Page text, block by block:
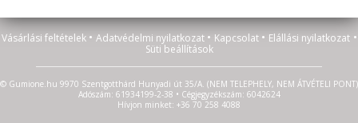
Vásárlási feltételek • Adatvédelmi nyilatkozat • Kapcsolat • Elállási nyilatkozat •
Süti beállítások
© Gumione.hu 9970 Szentgotthárd Hunyadi út 35/A. (NEM TELEPHELY, NEM ÁTVÉTELI PONT)
Adószám: 61934199-2-38 • Cégjegyzékszám: 6042624
Hívjon minket: +36 70 258 4088